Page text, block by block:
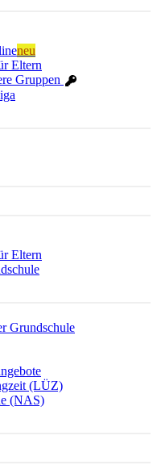
neu
Eltern
Gruppen
Eltern
Grundschule
(LÜZ)
(NAS)